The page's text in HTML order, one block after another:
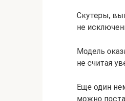
Скутеры,
не
Модель
не считая
Еще один
можно